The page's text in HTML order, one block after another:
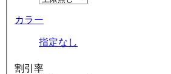
カラー
指定なし
割引率